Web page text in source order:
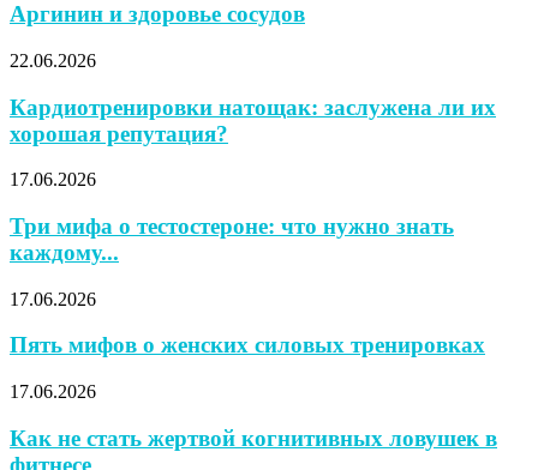
Аргинин и здоровье сосудов
22.06.2026
Кардиотренировки натощак: заслужена ли их
хорошая репутация?
17.06.2026
Три мифа о тестостероне: что нужно знать
каждому...
17.06.2026
Пять мифов о женских силовых тренировках
17.06.2026
Как не стать жертвой когнитивных ловушек в
фитнесе